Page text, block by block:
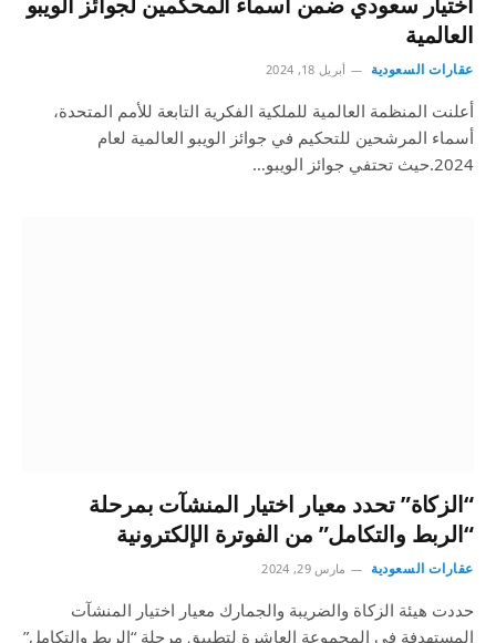
العالمية
عقارات السعودية أبريل 18, 2024
أعلنت المنظمة العالمية للملكية الفكرية التابعة للأمم المتحدة،
أسماء المرشحين للتحكيم في جوائز الويبو العالمية لعام
2024.حيث تحتفي جوائز الويبو…
“الزكاة” تحدد معيار اختيار المنشآت بمرحلة
“الربط والتكامل” من الفوترة الإلكترونية
عقارات السعودية مارس 29, 2024
​​حددت هيئة الزكاة والضريبة والجمارك معيار اختيار المنشآت
المستهدفة في المجموعة العاشرة لتطبيق مرحلة “الربط والتكامل”